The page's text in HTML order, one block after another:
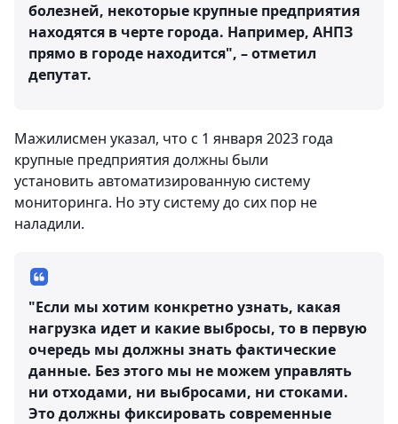
болезней, некоторые крупные предприятия
находятся в черте города. Например, АНПЗ
прямо в городе находится", – отметил
депутат.
Мажилисмен указал, что с 1 января 2023 года
крупные предприятия должны были
установить автоматизированную систему
мониторинга. Но эту систему до сих пор не
наладили.
"Если мы хотим конкретно узнать, какая
нагрузка идет и какие выбросы, то в первую
очередь мы должны знать фактические
данные. Без этого мы не можем управлять
ни отходами, ни выбросами, ни стоками.
Это должны фиксировать современные